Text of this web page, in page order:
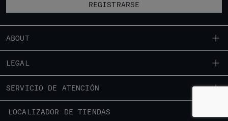
REGISTRARSE
ABOUT
NUESTRA HISTORIA
TEÑIDO DE PRENDAS
PRENDAS ICÓNICAS
LEGAL
ENVÍOS
CONDICIONES GENERALES DE VENTA
DEVOLUCIONES
SERVICIO DE ATENCIÓN
GUÍA DE AJUSTE
LOCALIZADOR DE TIENDAS